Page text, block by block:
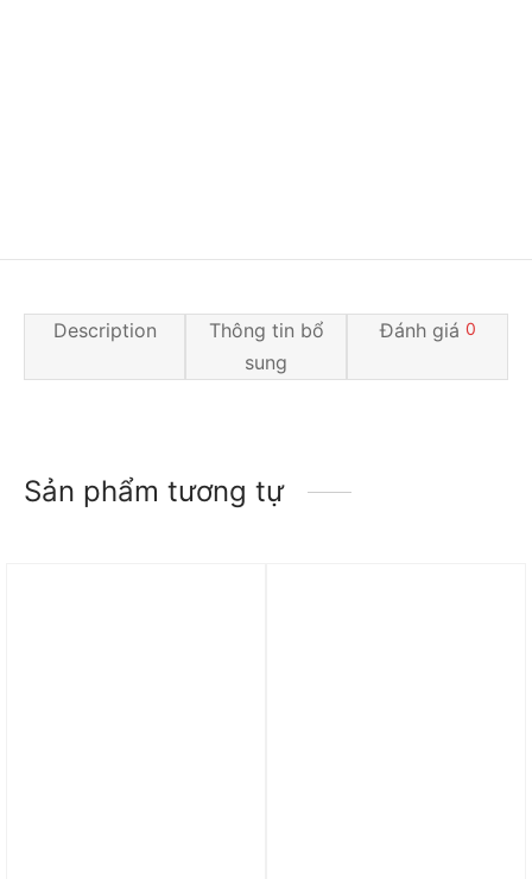
Description
Thông tin bổ
sung
Đánh giá 0
Sản phẩm tương tự